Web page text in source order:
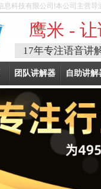
科技有限公司!本公司主营导
鹰米 -
17年专注语音讲
团队讲解器 自助讲解